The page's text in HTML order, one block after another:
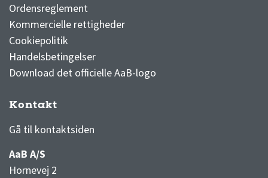
Ordensreglement
Kommercielle rettigheder
Cookiepolitik
Handelsbetingelser
Download det officielle AaB-logo
Kontakt
Gå til kontaktsiden
AaB A/S
Hornevej 2